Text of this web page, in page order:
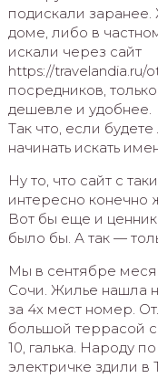
подискали
доме, либо в
искали через сайт
https://travelandia.ru/
посредников,
дешевле и удобнее.
Так что, если
начинать искать
Ну то, что сайт с
интересно конечно
Вот бы еще и
было бы. А так —
Мы в сентябре
Сочи. Жилье нашла
за 4х мест номер.
большой террасой
10, галька. Народу
электричке здили в